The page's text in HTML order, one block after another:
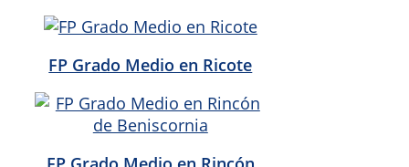
FP Grado Medio en Ricote